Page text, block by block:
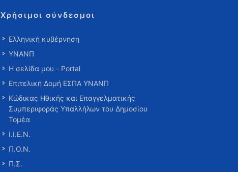
Χρήσιμοι σύνδεσμοι
Ελληνική κυβέρνηση
ΥΝΑΝΠ
Η σελίδα μου - Portal
Επιτελική Δομή ΕΣΠΑ ΥΝΑΝΠ
Κώδικας Ηθικής και Επαγγελματικής
Συμπεριφοράς Υπαλλήλων του Δημοσίου
Τομέα
Ι.Ι.Ε.Ν.
Π.Ο.Ν.
Π.Σ.